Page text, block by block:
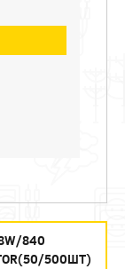
840
500ШТ)